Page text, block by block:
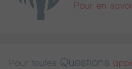
Pour en
Pour toutes Questions